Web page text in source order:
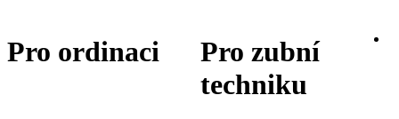
Pro ordinaci
Pro zubní
techniku